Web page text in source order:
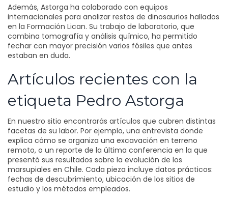
Además, Astorga ha colaborado con equipos
internacionales para analizar restos de dinosaurios hallados
en la Formación Lican. Su trabajo de laboratorio, que
combina tomografía y análisis químico, ha permitido
fechar con mayor precisión varios fósiles que antes
estaban en duda.
Artículos recientes con la
etiqueta Pedro Astorga
En nuestro sitio encontrarás artículos que cubren distintas
facetas de su labor. Por ejemplo, una entrevista donde
explica cómo se organiza una excavación en terreno
remoto, o un reporte de la última conferencia en la que
presentó sus resultados sobre la evolución de los
marsupiales en Chile. Cada pieza incluye datos prácticos:
fechas de descubrimiento, ubicación de los sitios de
estudio y los métodos empleados.